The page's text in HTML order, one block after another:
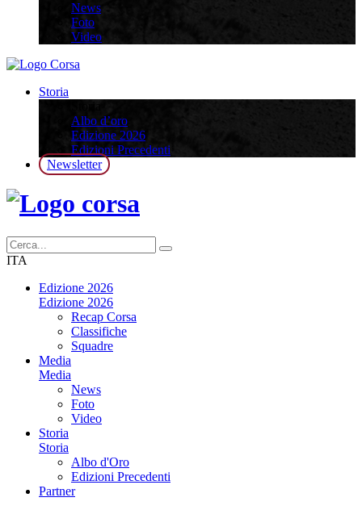
News
Foto
Video
Storia
Albo d’oro
Edizione 2026
Edizioni Precedenti
Newsletter
ITA
Edizione 2026
Edizione 2026
Recap Corsa
Classifiche
Squadre
Media
Media
News
Foto
Video
Storia
Storia
Albo d'Oro
Edizioni Precedenti
Partner